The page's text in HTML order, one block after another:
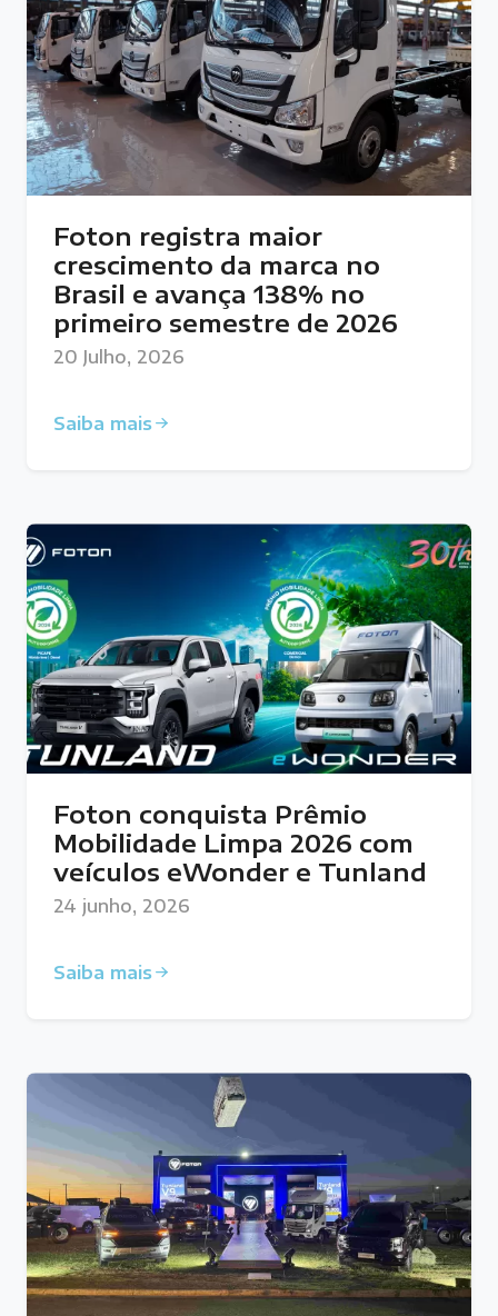
Foton registra maior
crescimento da marca no
Brasil e avança 138% no
primeiro semestre de 2026
20 Julho, 2026
Saiba mais
Foton conquista Prêmio
Mobilidade Limpa 2026 com
veículos eWonder e Tunland
24 junho, 2026
Saiba mais